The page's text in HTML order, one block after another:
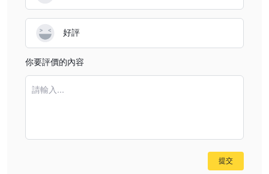
好評
你要評價的內容
請輸入...
提交